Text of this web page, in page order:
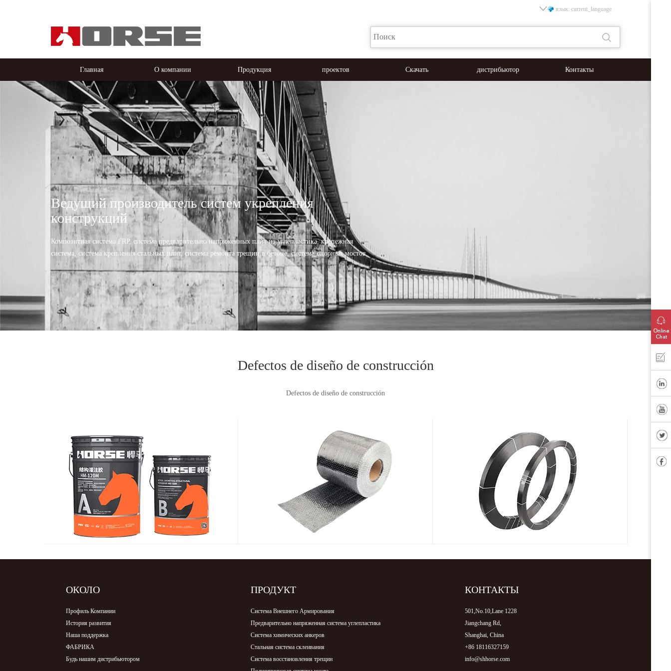
язык: current_language
Главная О компании Продукция проектов Скачать дистрибьютор Контакты
Ведущий производитель систем укрепления
конструкций
Композитная система FRP, система предварительно напряженных плит из углепластика, крепежная
система, система крепления стальных плит, система ремонта трещин в бетоне, система опорных мостов
Defectos de diseño de construcción
Defectos de diseño de construcción
ОКОЛО
Профиль Компании
История развития
Наша поддержка
ФАБРИКА
Будь нашим дистрибьютором
ПРОДУКТ
Система Внешнего Армирования
Предварительно напряженная система углепластика
Система химических анкеров
Стальная система склеивания
Система восстановления трещин
КОНТАКТЫ
501,No.10,Lane 1228
Jiangchang Rd,
Shanghai, China
+86 18116327159
info@shhorse.com